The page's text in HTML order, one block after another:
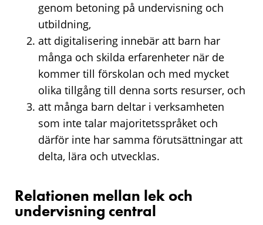
genom betoning på undervisning och
utbildning,
att digitalisering innebär att barn har
många och skilda erfarenheter när de
kommer till förskolan och med mycket
olika tillgång till denna sorts resurser, och
att många barn deltar i verksamheten
som inte talar majoritetsspråket och
därför inte har samma förutsättningar att
delta, lära och utvecklas.
Relationen mellan lek och
undervisning central